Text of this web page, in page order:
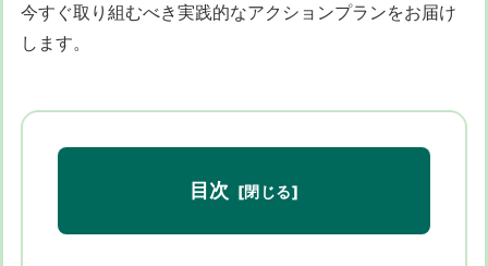
今すぐ取り組むべき実践的なアクションプランをお届け
します。
目次